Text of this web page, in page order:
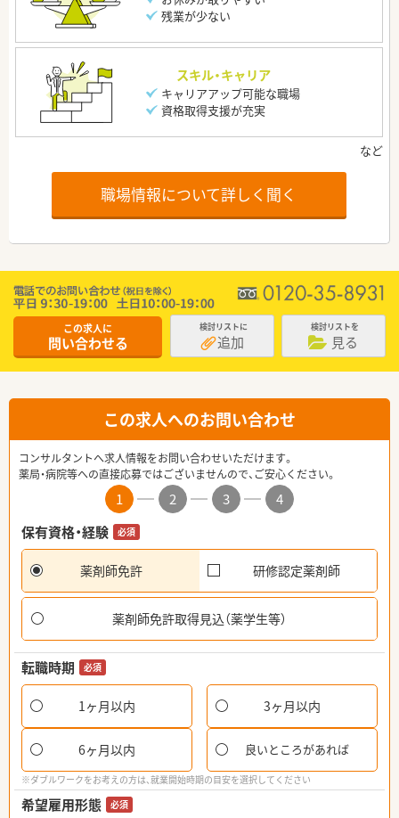
残業が少ない
スキル・キャリア
キャリアアップ可能な職場
資格取得支援が充実
職場情報について詳しく聞く
この求人に
問い合わせる
検討リストに
追加
検討リストを
見る
この求人へのお問い合わせ
コンサルタントへ求人情報をお問い合わせいただけます。
薬局・病院等への直接応募ではございませんので、ご安心ください。
1 2 3
4
保有資格・経験
必須
薬剤師免許 研修認定薬剤師
薬剤師免許取得見込（薬学生等）
転職時期 必須
1ヶ月以内 3ヶ月以内
6ヶ月以内 良いところがあれば
※ダブルワークをお考えの方は、就業開始時期の目安を選択してください
希望雇用形態 必須